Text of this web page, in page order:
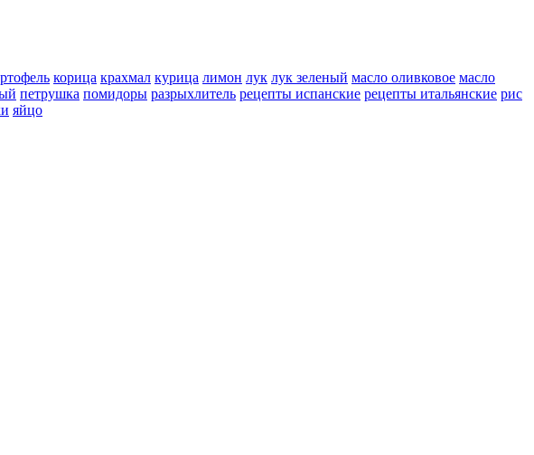
корица крахмал курица лимон лук лук зеленый масло оливковое масло
петрушка помидоры разрыхлитель рецепты испанские рецепты итальянские рис
яйцо